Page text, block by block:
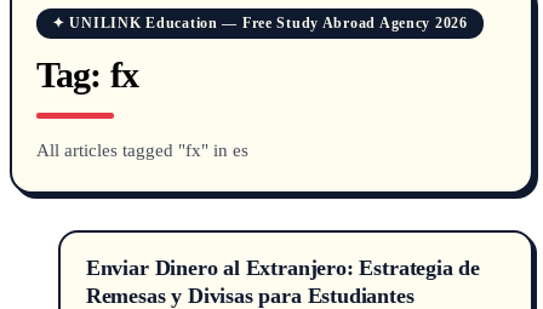
✦ UNILINK Education — Free Study Abroad Agency 2026
Tag: fx
All articles tagged "fx" in es
Enviar Dinero al Extranjero: Estrategia de
Remesas y Divisas para Estudiantes